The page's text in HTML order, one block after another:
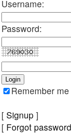
Username:
Password:
Remember me
[ Signup ]
[ Forgot